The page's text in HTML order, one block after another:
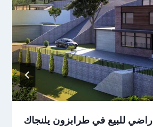
اراضي للبيع في طرابزون يلنجاك